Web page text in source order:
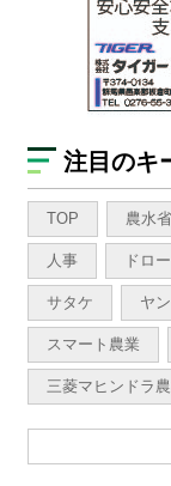
注目のキ
TOP 農水省
人事 ドロ
サタケ ヤ
スマート農業
三菱マヒンドラ